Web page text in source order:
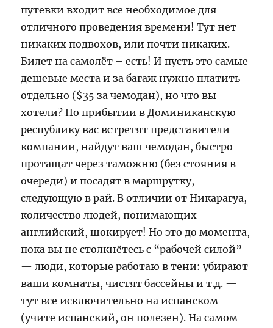
путевки входит все необходимое для
отличного проведения времени! Тут нет
никаких подвохов, или почти никаких.
Билет на самолёт – есть! И пусть это самые
дешевые места и за багаж нужно платить
отдельно ($35 за чемодан), но что вы
хотели? По прибытии в Доминиканскую
республику вас встретят представители
компании, найдут ваш чемодан, быстро
протащат через таможню (без стояния в
очереди) и посадят в маршрутку,
следующую в рай. В отличии от Никарагуа,
количество людей, понимающих
английский, шокирует! Но это до момента,
пока вы не столкнётесь с “рабочей силой”
— люди, которые работаю в тени: убирают
ваши комнаты, чистят бассейны и т.д. —
тут все исключительно на испанском
(учите испанский, он полезен). На самом